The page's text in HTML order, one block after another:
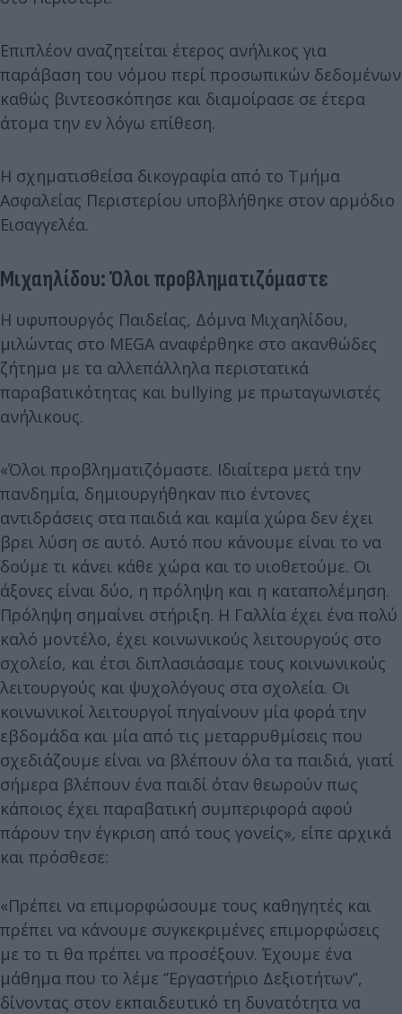
Επιπλέον αναζητείται έτερος ανήλικος για
παράβαση του νόμου περί προσωπικών δεδομένων
καθώς βιντεοσκόπησε και διαμοίρασε σε έτερα
άτομα την εν λόγω επίθεση.
Η σχηματισθείσα δικογραφία από το Τμήμα
Ασφαλείας Περιστερίου υποβλήθηκε στον αρμόδιο
Εισαγγελέα.
Μιχαηλίδου: Όλοι προβληματιζόμαστε
Η υφυπουργός Παιδείας, Δόμνα Μιχαηλίδου,
μιλώντας στο MEGA αναφέρθηκε στο ακανθώδες
ζήτημα με τα αλλεπάλληλα περιστατικά
παραβατικότητας και bullying με πρωταγωνιστές
ανήλικους.
«Όλοι προβληματιζόμαστε. Ιδιαίτερα μετά την
πανδημία, δημιουργήθηκαν πιο έντονες
αντιδράσεις στα παιδιά και καμία χώρα δεν έχει
βρει λύση σε αυτό. Αυτό που κάνουμε είναι το να
δούμε τι κάνει κάθε χώρα και το υιοθετούμε. Οι
άξονες είναι δύο, η πρόληψη και η καταπολέμηση.
Πρόληψη σημαίνει στήριξη. Η Γαλλία έχει ένα πολύ
καλό μοντέλο, έχει κοινωνικούς λειτουργούς στο
σχολείο, και έτσι διπλασιάσαμε τους κοινωνικούς
λειτουργούς και ψυχολόγους στα σχολεία. Οι
κοινωνικοί λειτουργοί πηγαίνουν μία φορά την
εβδομάδα και μία από τις μεταρρυθμίσεις που
σχεδιάζουμε είναι να βλέπουν όλα τα παιδιά, γιατί
σήμερα βλέπουν ένα παιδί όταν θεωρούν πως
κάποιος έχει παραβατική συμπεριφορά αφού
πάρουν την έγκριση από τους γονείς», είπε αρχικά
και πρόσθεσε:
«Πρέπει να επιμορφώσουμε τους καθηγητές και
πρέπει να κάνουμε συγκεκριμένες επιμορφώσεις
με το τι θα πρέπει να προσέξουν. Έχουμε ένα
μάθημα που το λέμε ‘’Εργαστήριο Δεξιοτήτων’’,
δίνοντας στον εκπαιδευτικό τη δυνατότητα να